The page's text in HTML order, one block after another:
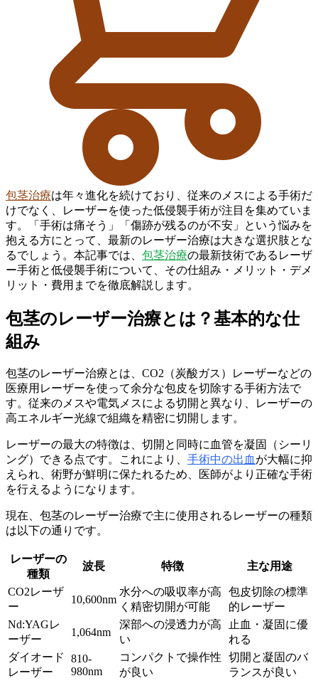
包茎治療は年々進化を続けており、従来のメスによる手術だ
けでなく、レーザーを使った低侵襲手術が注目を集めていま
す。「手術は痛そう」「傷跡が残るのが不安」という悩みを
抱える方にとって、最新のレーザー治療は大きな選択肢とな
るでしょう。本記事では、 包茎治療の最新技術であるレーザ
ー手術と低侵襲手術について、その仕組み・メリット・デメ
リット・費用までを徹底解説します。
包茎のレーザー治療とは？基本的な仕
組み
包茎のレーザー治療とは、CO2（炭酸ガス）レーザーなどの
医療用レーザーを使って余分な包皮を切除する手術方法で
す。従来のメスや電気メスによる切開と異なり、レーザーの
高エネルギー光線で組織を精密に切開します。
レーザーの最大の特徴は、切開と同時に血管を凝固（シーリ
ング）できる点です。これにより、 手術中の出血 が大幅に抑
えられ、術野が鮮明に保たれるため、医師がより正確な手術
を行えるようになります。
現在、包茎のレーザー治療で主に使用されるレーザーの種類
は以下の通りです。
レーザーの
種類
波長 特徴 主な用途
CO2レーザ
ー
10,600nm
水分への吸収率が高
く精密切開が可能
包皮切除の標準
的レーザー
Nd:YAGレ
ーザー
1,064nm
深部への浸透力が高
い
止血・凝固に優
れる
ダイオード
レーザー
810-
980nm
コンパクトで操作性
が良い
切開と凝固のバ
ランスが良い